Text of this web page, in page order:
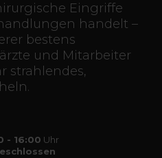
Eingriffe
handelt –
bestens
und Mitarbeiter
strahlendes,
- 16:00 Uhr